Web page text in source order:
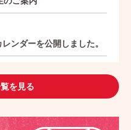
ンダーを公開しました。
を見る